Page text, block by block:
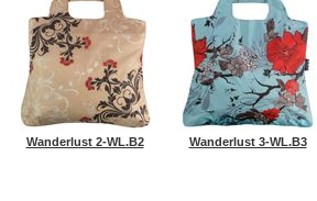
Wanderlust 2-WL.B2 Wanderlust 3-WL.B3